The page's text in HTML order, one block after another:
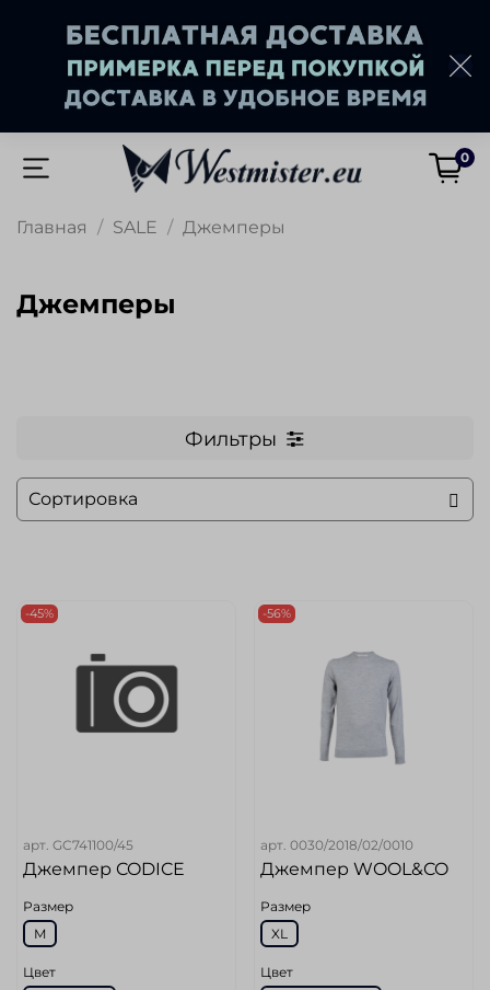
0
Главная SALE Джемперы
Джемперы
Фильтры
-45%
арт. GC741100/45
Джемпер CODICE
Размер
M
Цвет
-56%
арт. 0030/2018/02/0010
Джемпер WOOL&CO
Размер
XL
Цвет